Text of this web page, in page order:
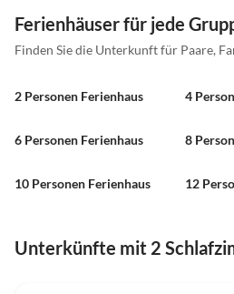
Ferienhäuser für jede
Finden Sie die Unterkunft für Paare,
2 Personen Ferienhaus 4
6 Personen Ferienhaus 8
10 Personen Ferienhaus 12
Unterkünfte mit 2